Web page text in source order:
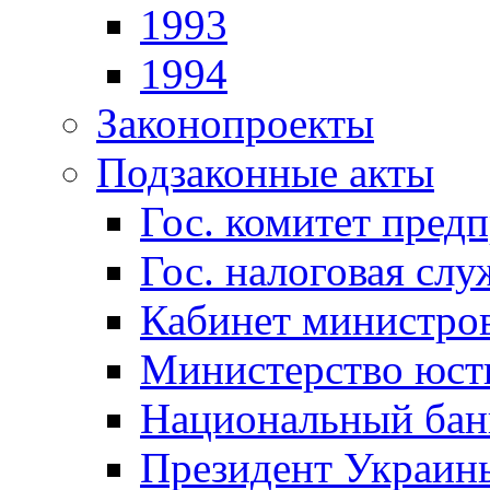
1993
1994
Законопроекты
Подзаконные акты
Гос. комитет
Гос. налоговая
Кабинет
Министерство
Национальный
Президент